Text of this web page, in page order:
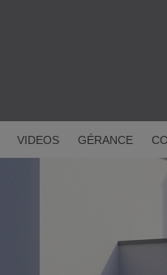
VIDEOS GÉRANCE